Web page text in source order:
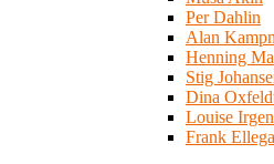
Per Dahlin
Alan
Henning
Stig
Dina
Louise
Frank